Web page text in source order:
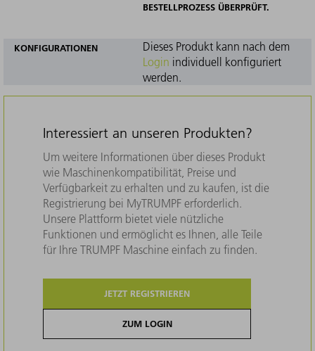
BESTELLPROZESS ÜBERPRÜFT.
KONFIGURATIONEN
Dieses Produkt kann nach dem
Login individuell konfiguriert
werden.
Interessiert an unseren Produkten?
Um weitere Informationen über dieses Produkt
wie Maschinenkompatibilität, Preise und
Verfügbarkeit zu erhalten und zu kaufen, ist die
Registrierung bei MyTRUMPF erforderlich.
Unsere Plattform bietet viele nützliche
Funktionen und ermöglicht es Ihnen, alle Teile
für Ihre TRUMPF Maschine einfach zu finden.
JETZT REGISTRIEREN
ZUM LOGIN